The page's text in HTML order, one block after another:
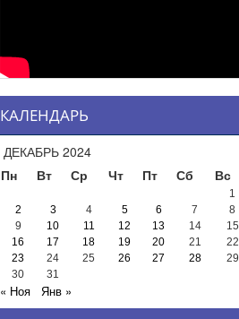
КАЛЕНДАРЬ
ДЕКАБРЬ 2024
Пн
Вт Ср Чт Пт Сб Вс
1
2
3 4 5 6 7
8
9
10 11 12 13 14
15
16
17 18 19 20 21
22
23
24 25 26 27 28
29
30
31
« Ноя Янв »